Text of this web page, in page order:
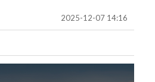
2025-12-07 14:16